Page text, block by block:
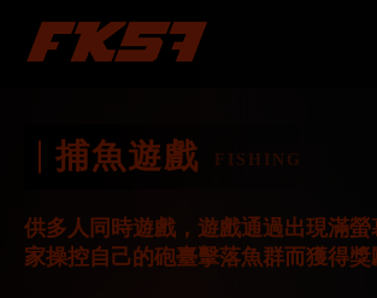
捕魚遊戲 FISHING
供多人同時遊戲，遊戲通過出現滿
家操控自己的砲臺擊落魚群而獲得獎